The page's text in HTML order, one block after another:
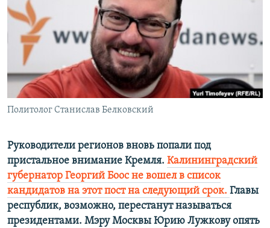
ПОДПИШИТЕСЬ НА РАССЫЛКУ
СОЦИАЛЬНЫЕ СЕТИ
Политолог Станислав Белковский
Руководители регионов вновь попали под
пристальное внимание Кремля. Калининградский
губернатор Георгий Боос не вошел в список
кандидатов на этот пост на следующий срок. Главы
республик, возможно, перестанут называться
президентами. Мэру Москвы Юрию Лужкову опять